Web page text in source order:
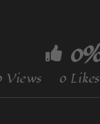
0%
Views 0 Likes